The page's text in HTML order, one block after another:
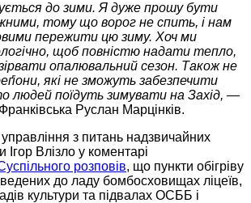
до зими. Я дуже прошу бути
тому що ворог не спить, і нам
пережити цю зиму. Хоч ми
щоб повністю надати тепло,
опалювальний сезон. Також не
які не зможуть забезпечити
людей поїдуть зимувати на Захід, —
Руслан Марцінків.
управління з питань надзвичайних
Ігор Влізло у коментарі
розповів, що пункти обігріву
до ладу бомбосховищах ліцеїв,
культури та підвалах ОСББ і